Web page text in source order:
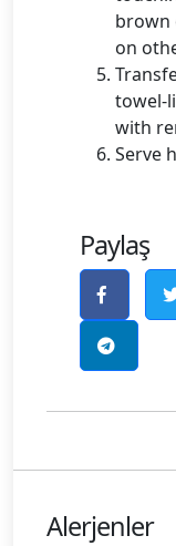
brown
on
towel-
with
Serve
Paylaş
Alerjenler